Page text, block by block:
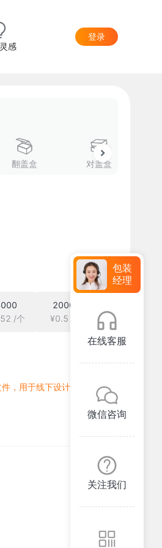
感
登录
翻盖盒 对盖盒
/个
20000
¥0.5 /个
，用于线下设计
包装
经理
在线客服
微信咨询
关注我们